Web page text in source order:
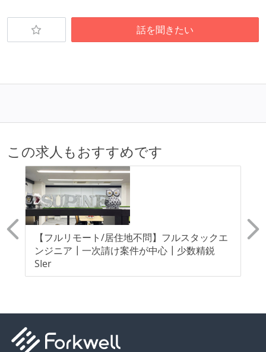
日本国内であれば、居住地は問わずにフルリモートで
ジニアがいる
メンバーの多様性
外国籍の開発メンバーがいる
開発メンバーの新卒採用を実施している
待遇・福利厚生
イベントへの業務参加やチケット負担など、会社とし
て、大規模カンファレンスへの参加を支援する制度が
ある
ストックオプションまたは自社株購入支援制度がある
適性検査がある（SPIなど）
コーディングテストがある（オンラインテスト）
技術面接がある（既存コードのレビュー、DB・アーキ
話を聞きたい
この求人もおすすめです
【フルリモート/居住地不問】フルスタックエ
ンジニア┃一次請け案件が中心┃少数精鋭
SIer